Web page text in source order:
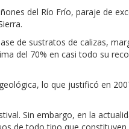
del Río Frío, paraje de
de sustratos de calizas,
del 70% en casi todo su
lo que justificó en
Sin embargo, en la